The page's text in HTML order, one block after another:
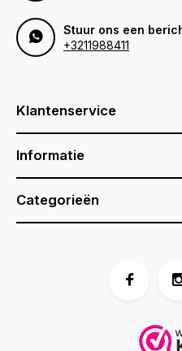
Stuur ons een
+3211988411
Klantenservice
Informatie
Categorieën